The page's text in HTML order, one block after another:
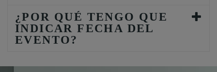
¿POR QUÉ TENGO QUE
INDICAR FECHA DEL
EVENTO?